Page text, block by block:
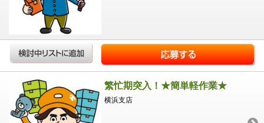
繁忙期突入！★簡単軽作業★
横浜支店